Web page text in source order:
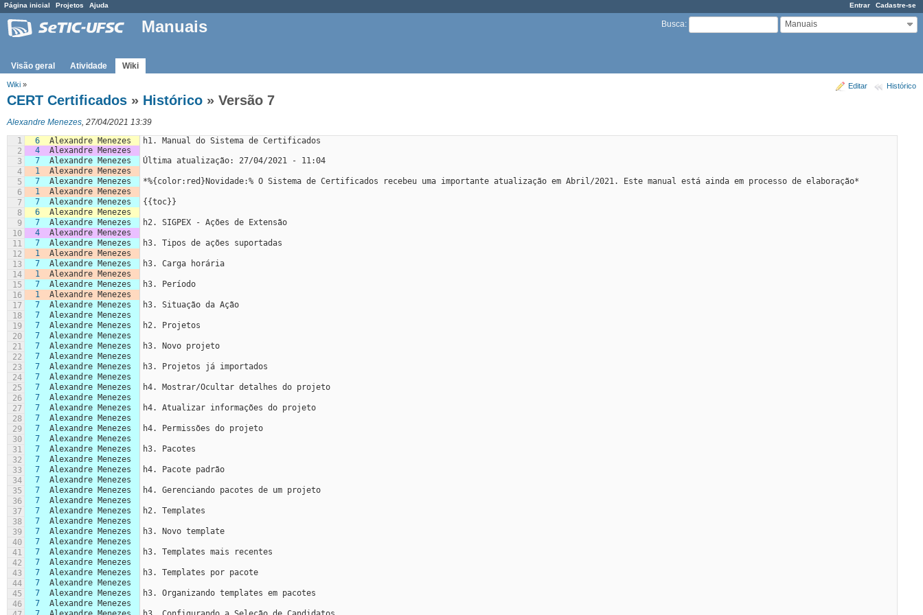
Entrar Cadastre-se
Página inicial Projetos Ajuda
Busca: Manuais
Manuais
Visão geral Atividade Wiki
Editar Histórico
Wiki »
CERT Certificados » Histórico » Versão 7
Alexandre Menezes, 27/04/2021 13:39
1
6 Alexandre Menezes
h1. Manual do Sistema de Certificados
2
4
Alexandre Menezes
3
7 Alexandre Menezes
Última atualização: 27/04/2021 - 11:04
4
1
Alexandre Menezes
5
7 Alexandre Menezes
*%{color:red}Novidade:% O Sistema de Certificados recebeu uma importante atualização em Abril/2021. Este manual está ainda em processo de elaboração*
6
1
Alexandre Menezes
7
7 Alexandre Menezes
{{toc}}
8
6
Alexandre Menezes
9
7 Alexandre Menezes
h2. SIGPEX - Ações de Extensão
10
4
Alexandre Menezes
11
7 Alexandre Menezes
h3. Tipos de ações suportadas
12
1
Alexandre Menezes
13
7 Alexandre Menezes
h3. Carga horária
14
1
Alexandre Menezes
15
7 Alexandre Menezes
h3. Período
16
1
Alexandre Menezes
17
7 Alexandre Menezes
h3. Situação da Ação
18
7
Alexandre Menezes
19
7 Alexandre Menezes
h2. Projetos
20
7
Alexandre Menezes
21
7 Alexandre Menezes
h3. Novo projeto
22
7
Alexandre Menezes
23
7 Alexandre Menezes
h3. Projetos já importados
24
7
Alexandre Menezes
25
7 Alexandre Menezes
h4. Mostrar/Ocultar detalhes do projeto
26
7
Alexandre Menezes
27
7 Alexandre Menezes
h4. Atualizar informações do projeto
28
7
Alexandre Menezes
29
7 Alexandre Menezes
h4. Permissões do projeto
30
7
Alexandre Menezes
31
7 Alexandre Menezes
h3. Pacotes
32
7
Alexandre Menezes
33
7 Alexandre Menezes
h4. Pacote padrão
34
7
Alexandre Menezes
35
7 Alexandre Menezes
h4. Gerenciando pacotes de um projeto
36
7
Alexandre Menezes
37
7 Alexandre Menezes
h2. Templates
38
7
Alexandre Menezes
39
7 Alexandre Menezes
h3. Novo template
40
7
Alexandre Menezes
41
7 Alexandre Menezes
h3. Templates mais recentes
42
7
Alexandre Menezes
43
7 Alexandre Menezes
h3. Templates por pacote
44
7
Alexandre Menezes
45
7 Alexandre Menezes
h3. Organizando templates em pacotes
46
7
Alexandre Menezes